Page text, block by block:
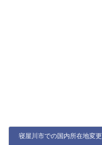
寝屋川市での国内所在地変更